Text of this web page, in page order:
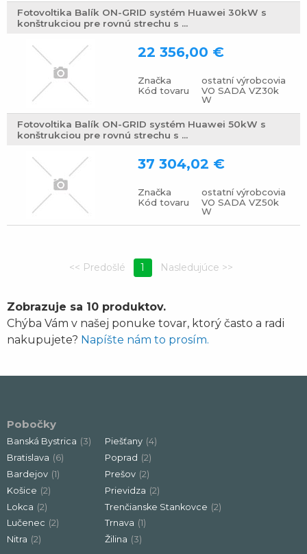
Fotovoltika Balík ON-GRID systém Huawei 30kW s
konštrukciou pre rovnú strechu s ...
Značka
ostatní výrobcovia
Kód tovaru
VO SADA VZ30k
W
22 356,00 €
Fotovoltika Balík ON-GRID systém Huawei 50kW s
konštrukciou pre rovnú strechu s ...
Značka
ostatní výrobcovia
Kód tovaru
VO SADA VZ50k
W
37 304,02 €
1
Zobrazuje sa 10 produktov.
Chýba Vám v našej ponuke tovar, ktorý často a radi
nakupujete? Napíšte nám to prosím.
Pobočky
Banská Bystrica (3)
Bratislava (6)
Bardejov (1)
Košice (2)
Lokca (2)
Lučenec (2)
Nitra (2)
Piešťany (4)
Poprad (2)
Prešov (2)
Prievidza (2)
Trenčianske Stankovce (2)
Trnava (1)
Žilina (3)